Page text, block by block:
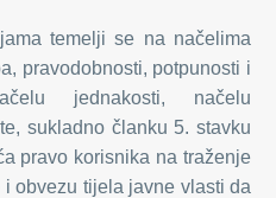
temelji se na načelima
pravodobnosti, potpunosti i
jednakosti, načelu
sukladno članku 5. stavku
pravo korisnika na traženje
obvezu tijela javne vlasti da